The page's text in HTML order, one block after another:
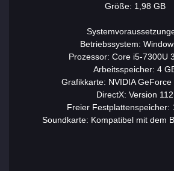
Größe: 1,98 GB
Betriebssystem:
Prozessor: Core i5-7300U
Arbeitsspeicher: 4
Grafikkarte: NVIDIA
DirectX: Version 112
Freier Festplattenspeicher:
Soundkarte: Kompatibel mit dem